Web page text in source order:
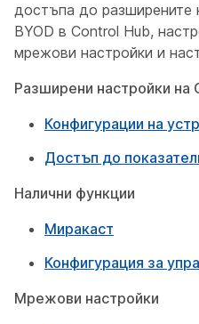
достъпа до разширените
BYOD в Control Hub,
мрежови настройки и
Разширени настройки на
Конфигурации на
Достъп до
Налични функции
Миракаст
Конфигурация за
Мрежови настройки